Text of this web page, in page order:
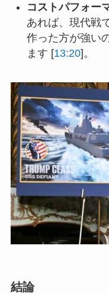
コストパフォー
あれば、現代戦
作った方が強い
ます [13:20]。
結論